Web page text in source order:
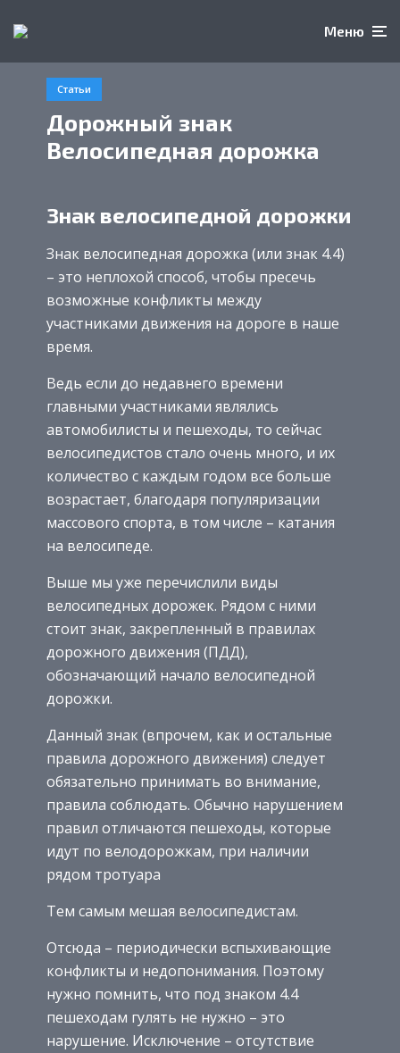
Меню
Статьи
Дорожный знак
Велосипедная дорожка
Знак велосипедной дорожки
Знак велосипедная дорожка (или знак 4.4)
– это неплохой способ, чтобы пресечь
возможные конфликты между
участниками движения на дороге в наше
время.
Ведь если до недавнего времени
главными участниками являлись
автомобилисты и пешеходы, то сейчас
велосипедистов стало очень много, и их
количество с каждым годом все больше
возрастает, благодаря популяризации
массового спорта, в том числе – катания
на велосипеде.
Выше мы уже перечислили виды
велосипедных дорожек. Рядом с ними
стоит знак, закрепленный в правилах
дорожного движения (ПДД),
обозначающий начало велосипедной
дорожки.
Данный знак (впрочем, как и остальные
правила дорожного движения) следует
обязательно принимать во внимание,
правила соблюдать. Обычно нарушением
правил отличаются пешеходы, которые
идут по велодорожкам, при наличии
рядом тротуара
Тем самым мешая велосипедистам.
Отсюда – периодически вспыхивающие
конфликты и недопонимания. Поэтому
нужно помнить, что под знаком 4.4
пешеходам гулять не нужно – это
нарушение. Исключение – отсутствие